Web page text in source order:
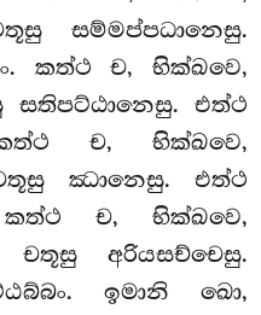
සම්මප්පධානෙසු.
කත්ථ ච, භික්ඛවෙ,
සතිපට්ඨානෙසු. එත්ථ
ච, භික්ඛවෙ,
චතූසු ඣානෙසු. එත්ථ
කත්ථ ච, භික්ඛවෙ,
චතූසු අරියසච්චෙසු.
ඉමානි ඛො,